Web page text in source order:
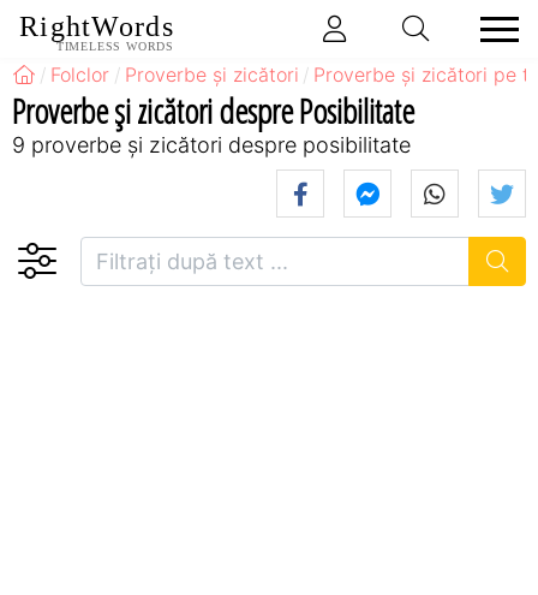
RightWords
TIMELESS WORDS
Folclor Proverbe și zicători Proverbe și zicători pe
Proverbe și zicători despre Posibilitate
9 proverbe și zicători despre posibilitate